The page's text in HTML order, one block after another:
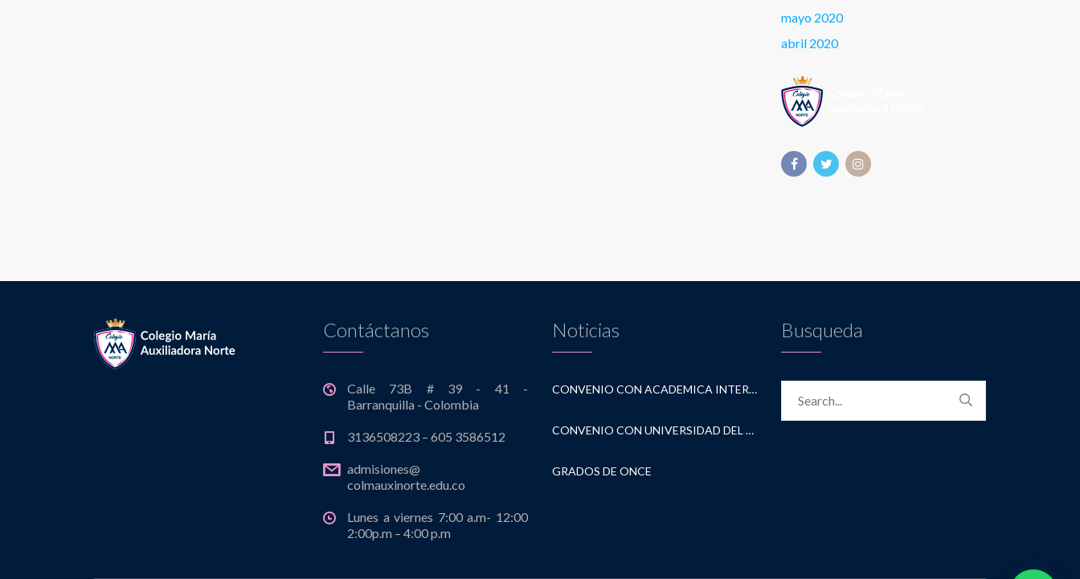
mayo 2020
abril 2020
Contáctanos
Calle 73B # 39 - 41 -
Barranquilla - Colombia
3136508223 – 605 3586512
admisiones@
colmauxinorte.edu.co
Lunes a viernes 7:00 a.m- 12:00
2:00p.m – 4:00 p.m
Noticias
CONVENIO CON ACADEMICA INTERNATIONAL STUDIES
CONVENIO CON UNIVERSIDAD DEL NORTE
GRADOS DE ONCE
Busqueda